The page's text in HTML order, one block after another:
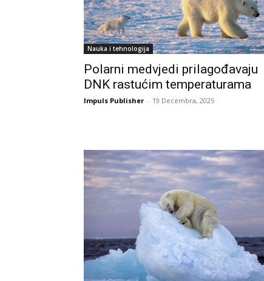
Nauka i tehnologija
Polarni medvjedi prilagođavaju
DNK rastućim temperaturama
Impuls Publisher - 19 Decembra, 2025